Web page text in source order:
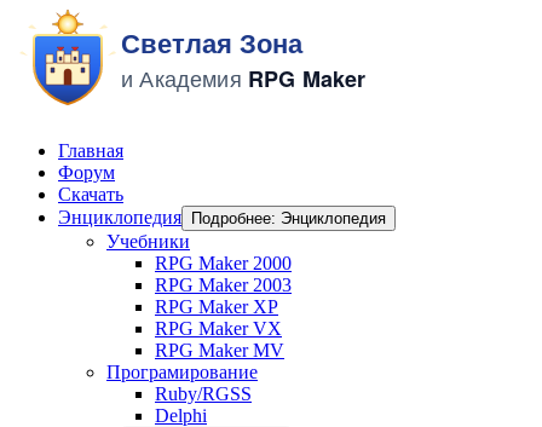
Главная
Форум
Скачать
Энциклопедия
Подробнее: Энциклопедия
Учебники
RPG Maker 2000
RPG Maker 2003
RPG Maker XP
RPG Maker VX
RPG Maker MV
Програмирование
Ruby/RGSS
Delphi